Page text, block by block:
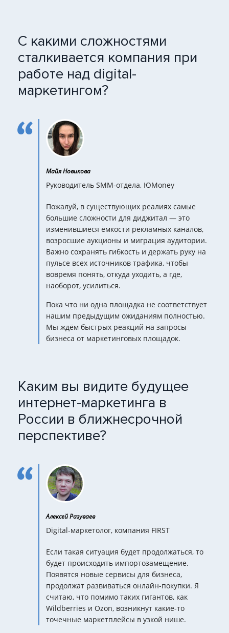
С какими сложностями
сталкивается компания при
работе над digital-
маркетингом?
Майя Новикова
Руководитель SMM-отдела, ЮMoney
Пожалуй, в существующих реалиях самые
большие сложности для диджитал — это
изменившиеся ёмкости рекламных каналов,
возросшие аукционы и миграция аудитории.
Важно сохранять гибкость и держать руку на
пульсе всех источников трафика, чтобы
вовремя понять, откуда уходить, а где,
наоборот, усилиться.
Пока что ни одна площадка не соответствует
нашим предыдущим ожиданиям полностью.
Мы ждём быстрых реакций на запросы
бизнеса от маркетинговых площадок.
Каким вы видите будущее
интернет-маркетинга в
России в ближнесрочной
перспективе?
Алексей Разуваев
Digital-маркетолог, компания FIRST
Если такая ситуация будет продолжаться, то
будет происходить импортозамещение.
Появятся новые сервисы для бизнеса,
продолжат развиваться онлайн-покупки. Я
считаю, что помимо таких гигантов, как
Wildberries и Ozon, возникнут какие-то
точечные маркетплейсы в узкой нише.